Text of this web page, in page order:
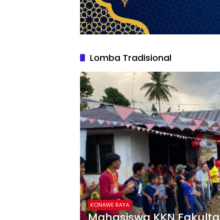
Lomba Tradisional
KONAWE RAYA